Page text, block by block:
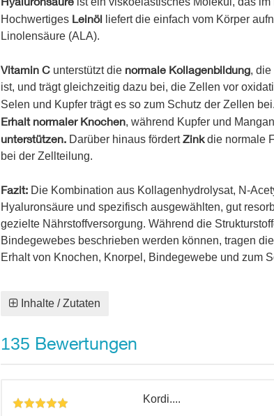
Hochwertiges Leinöl liefert die einfach vom Körper
Linolensäure (ALA).
Vitamin C unterstützt die normale Kollagenbildung, die
ist, und trägt gleichzeitig dazu bei, die Zellen vor
Selen und Kupfer trägt es so zum Schutz der Zellen
Erhalt normaler Knochen, während Kupfer und
unterstützen. Darüber hinaus fördert Zinkdie normale
bei der Zellteilung.
Fazit: Die Kombination aus Kollagenhydrolysat, N-
Hyaluronsäure und spezifisch ausgewählten, gut
gezielte Nährstoffversorgung. Während die
Bindegewebes beschrieben werden können, tragen
Erhalt von Knochen, Knorpel, Bindegewebe und zum
Inhalte / Zutaten
135 Bewertungen
Kordi....